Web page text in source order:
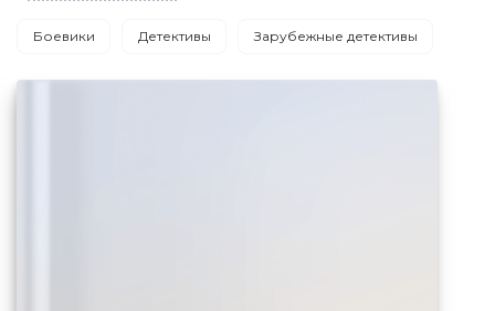
Боевики Детективы Зарубежные детективы